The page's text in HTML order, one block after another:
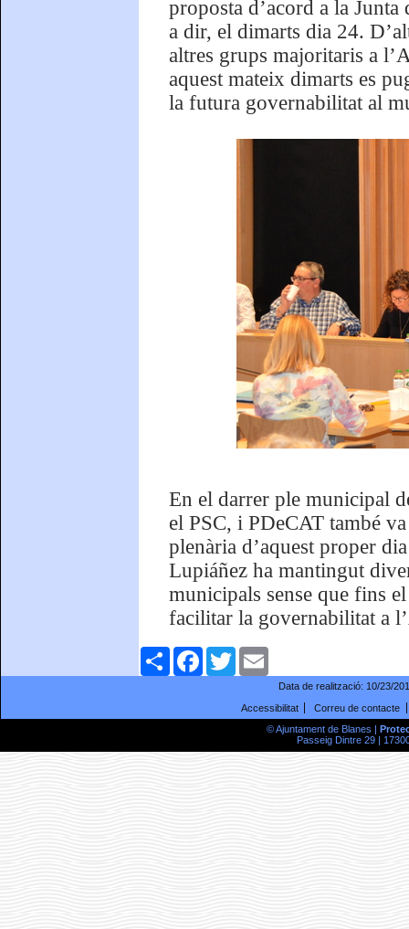
proposta d’acord a la
a dir, el dimarts dia 24.
altres grups majoritaris a
aquest mateix dimarts es
la futura governabilitat al
En el darrer ple municipal
el PSC, i PDeCAT també
plenària d’aquest proper
Lupiáñez ha mantingut
municipals sense que fins
facilitar la governabilitat a
ComparteixFacebookTwitter
Data de realització: 10/23/
Accessibilitat
Correu de contacte
© Ajuntament de Blanes |
Passeig Dintre 29 |